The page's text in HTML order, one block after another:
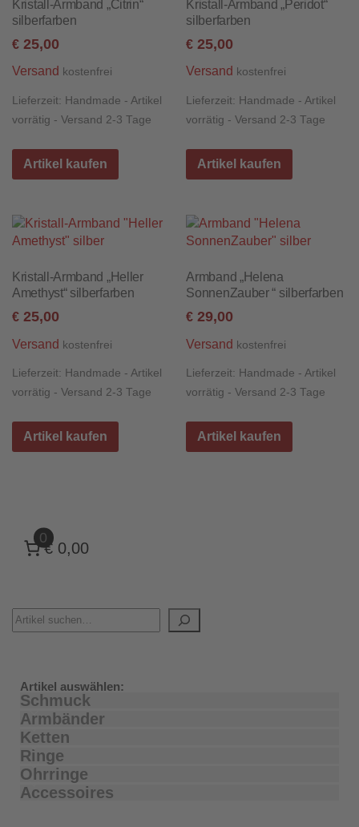
Kristall-Armband „Citrin“
silberfarben
€ 25,00
Versand kostenfrei
Lieferzeit: Handmade - Artikel
vorrätig - Versand 2-3 Tage
Artikel kaufen
Kristall-Armband „Peridot“
silberfarben
€ 25,00
Versand kostenfrei
Lieferzeit: Handmade - Artikel
vorrätig - Versand 2-3 Tage
Artikel kaufen
Kristall-Armband „Heller
Amethyst“ silberfarben
€ 25,00
Versand kostenfrei
Lieferzeit: Handmade - Artikel
vorrätig - Versand 2-3 Tage
Artikel kaufen
Armband „Helena
SonnenZauber “ silberfarben
€ 29,00
Versand kostenfrei
Lieferzeit: Handmade - Artikel
vorrätig - Versand 2-3 Tage
Artikel kaufen
0
€ 0,00
Artikel auswählen:
Schmuck
Armbänder
Ketten
Ringe
Ohrringe
Accessoires